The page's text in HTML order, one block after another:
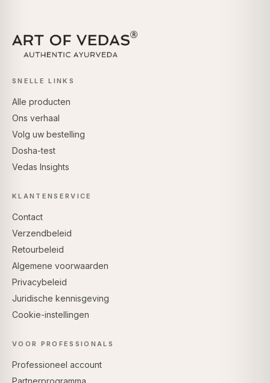
SNELLE LINKS
Alle producten
Ons verhaal
Volg uw bestelling
Dosha-test
Vedas Insights
KLANTENSERVICE
Contact
Verzendbeleid
Retourbeleid
Algemene voorwaarden
Privacybeleid
Juridische kennisgeving
Cookie-instellingen
VOOR PROFESSIONALS
Professioneel account